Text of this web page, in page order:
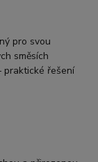
pro svou
směsích
praktické řešení